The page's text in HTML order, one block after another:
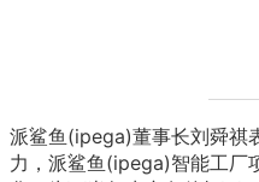
派鲨鱼(ipega)董事长刘舜祺
力，派鲨鱼(ipega)智能工厂